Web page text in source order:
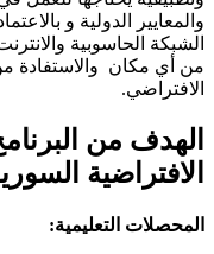
الدولية و
الحاسوبية
أي مكان والاستفادة من
من
التعليمية: